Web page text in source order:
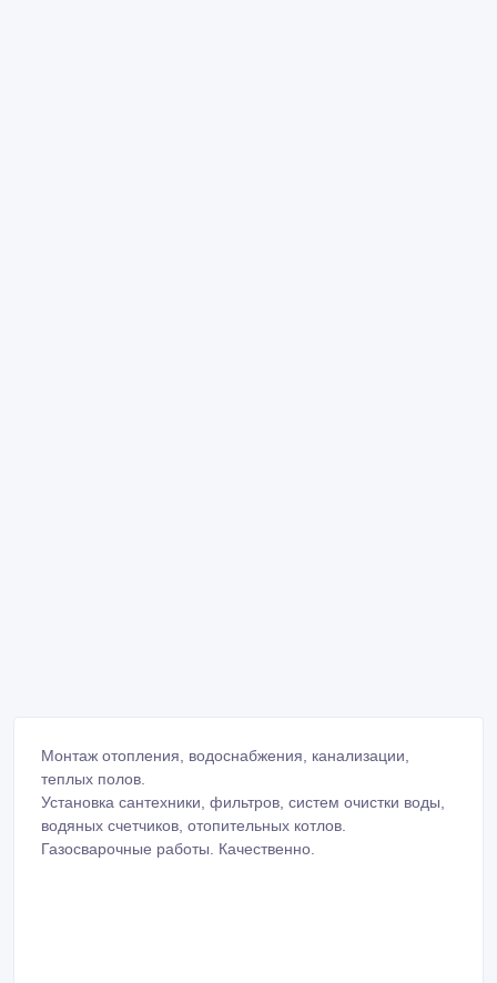
Монтаж отопления, водоснабжения, канализации,
теплых полов.
Установка сантехники, фильтров, систем очистки воды,
водяных счетчиков, отопительных котлов.
Газосварочные работы. Качественно.